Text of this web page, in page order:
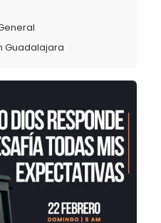
Guadalajara